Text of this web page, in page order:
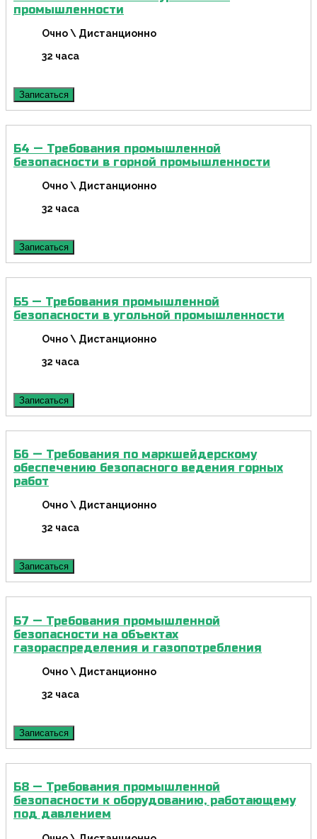
промышленности
Очно \ Дистанционно
32 часа
Записаться
Б4 — Требования промышленной
безопасности в горной промышленности
Очно \ Дистанционно
32 часа
Записаться
Б5 — Требования промышленной
безопасности в угольной промышленности
Очно \ Дистанционно
32 часа
Записаться
Б6 — Требования по маркшейдерскому
обеспечению безопасного ведения горных
работ
Очно \ Дистанционно
32 часа
Записаться
Б7 — Требования промышленной
безопасности на объектах
газораспределения и газопотребления
Очно \ Дистанционно
32 часа
Записаться
Б8 — Требования промышленной
безопасности к оборудованию, работающему
под давлением